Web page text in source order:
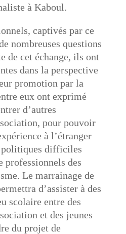
à Kaboul.
captivés par ce
nombreuses questions
de cet échange, ils ont
dans la perspective
promotion par la
eux ont exprimé
d’autres
pour pouvoir
à l’étranger
politiques difficiles
professionnels des
Le marrainage de
d’assister à des
scolaire entre des
et des jeunes
du projet de